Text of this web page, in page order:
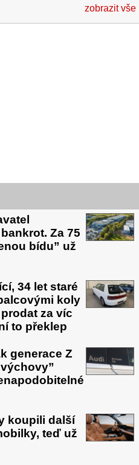
zobrazit vše
Za 75
bídu” už
34 let staré
koly
za víc
to překlep
generace Z
koupili další
teď už